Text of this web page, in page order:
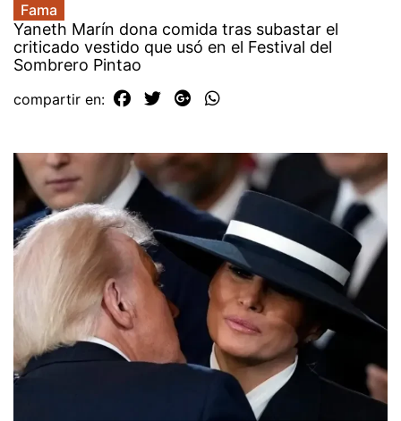
Fama
Yaneth Marín dona comida tras subastar el
criticado vestido que usó en el Festival del
Sombrero Pintao
compartir en: